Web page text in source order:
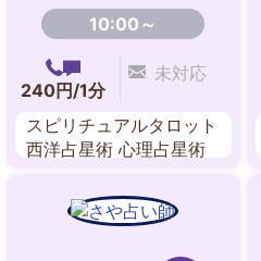
10:00～
240円/1分
未対応
スピリチュアルタロット
西洋占星術 心理占星術
イス ペンジュラム